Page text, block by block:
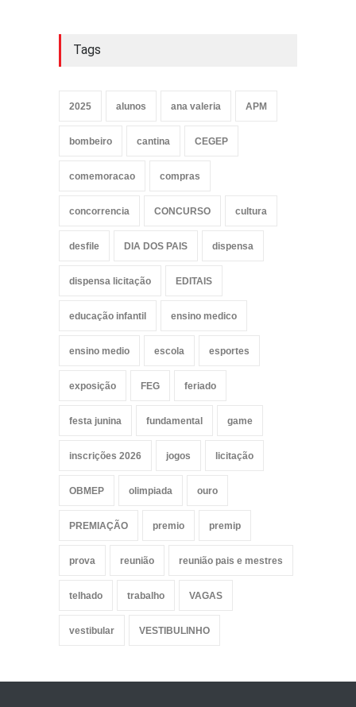
Tags
2025 alunos ana valeria APM
bombeiro cantina CEGEP
comemoracao compras
concorrencia CONCURSO cultura
desfile DIA DOS PAIS dispensa
dispensa licitação EDITAIS
educação infantil ensino medico
ensino medio escola esportes
exposição FEG feriado
festa junina fundamental game
inscrições 2026 jogos licitação
OBMEP olimpiada ouro
PREMIAÇÃO premio premip
prova reunião reunião pais e mestres
telhado trabalho VAGAS
vestibular VESTIBULINHO